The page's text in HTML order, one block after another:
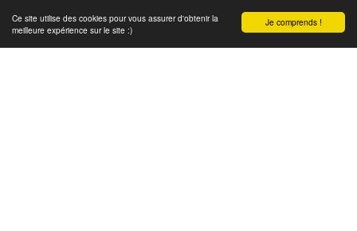
Je comprends !
Ce site utilise des cookies pour vous assurer d'obtenir la
meilleure expérience sur le site :)